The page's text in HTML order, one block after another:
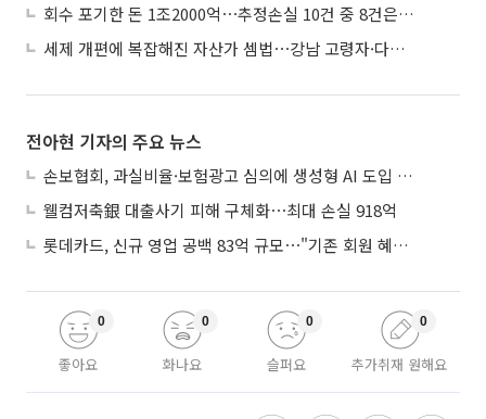
회수 포기한 돈 1조2000억⋯추정손실 10건 중 8건은 기업대출
세제 개편에 복잡해진 자산가 셈법⋯강남 고령자·다주택자 ‘자산재편 고심’
전아현 기자의 주요 뉴스
손보협회, 과실비율·보험광고 심의에 생성형 AI 도입 추진
웰컴저축銀 대출사기 피해 구체화⋯최대 손실 918억
롯데카드, 신규 영업 공백 83억 규모⋯"기존 회원 혜택으로 방어"
좋아요
0
화나요
0
슬퍼요
0
추가취재 원해요
0